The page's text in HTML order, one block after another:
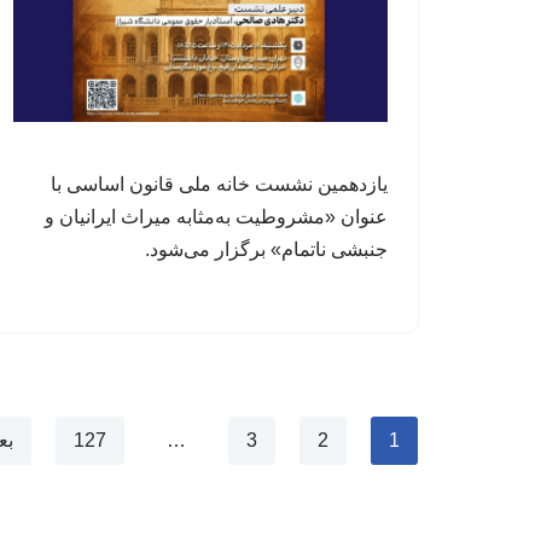
یازدهمین نشست خانه ملی قانون اساسی با
عنوان «مشروطیت به‌مثابه میراث ایرانیان و
جنبشی ناتمام» برگزار می‌شود.
1
2
3
…
127